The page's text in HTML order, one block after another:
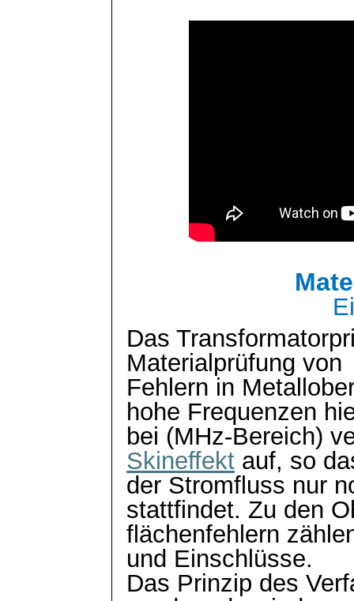
Das
Materialprüfung von
Fehlern in
hohe Frequenzen
bei (MHz-Bereich)
Skineffekt auf, so
der Stromfluss nur
stattfindet. Zu den
flächenfehlern
und Einschlüsse.
Das Prinzip des